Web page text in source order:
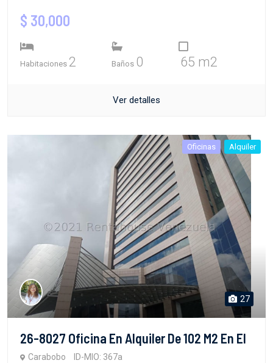
$ 30,000
Habitaciones 2 Baños 0 65 m2
Ver detalles
Oficinas Alquiler
27
26-8027 Oficina En Alquiler De 102 M2 En El
Carabobo ID-MIO: 367a